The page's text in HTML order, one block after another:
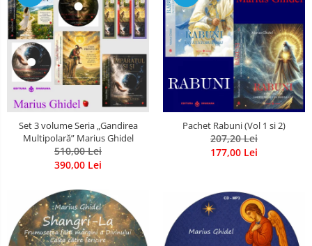
Set 3 volume Seria „Gandirea
Multipolară” Marius Ghidel
510,00 Lei
390,00 Lei
Pachet Rabuni (Vol 1 si 2)
207,20 Lei
177,00 Lei